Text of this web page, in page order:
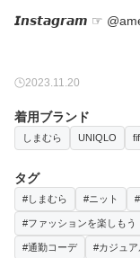
2023.11.20
着用ブランド
しまむら UNIQLO
タグ
#しまむら #ニット
#ファッションを楽しもう
#通勤コーデ #カジュ